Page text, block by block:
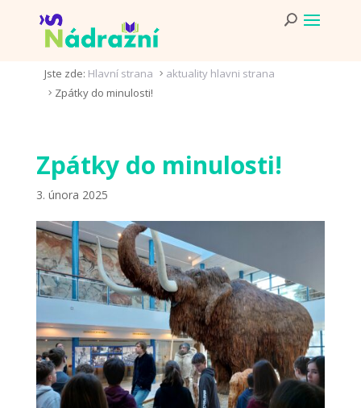
Jste zde: Hlavní strana 5 aktuality hlavni strana
5 Zpátky do minulosti!
Zpátky do minulosti!
3. února 2025